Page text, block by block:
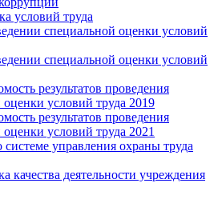
условий труда
специальной оценки условий
специальной оценки условий
результатов проведения
условий труда 2019
результатов проведения
условий труда 2021
управления охраны труда
качества деятельности учреждения